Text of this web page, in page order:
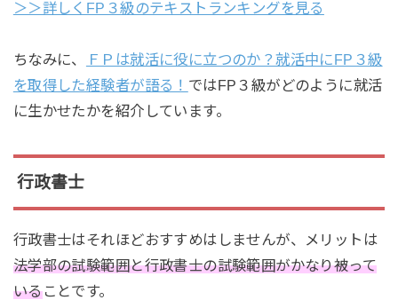
＞＞詳しくFP３級のテキストランキングを見る
ちなみに、
ＦＰは就活に役に立つのか？就活中にFP３級
を取得した経験者が語る！ ではFP３級がどのように就活
に生かせたかを紹介しています。
行政書士
行政書士はそれほどおすすめはしませんが、メリットは
法学部の試験範囲と行政書士の試験範囲がかなり被って
いることです。